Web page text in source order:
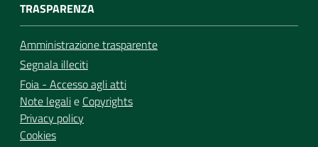
TRASPARENZA
Amministrazione trasparente
Segnala illeciti
Foia - Accesso agli atti
Note legalie Copyrights
Privacy policy
Cookies